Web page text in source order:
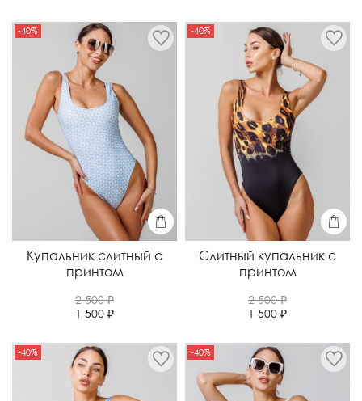
-40%
Купальник слитный с
принтом
2 500 ₽
1 500 ₽
-40%
Слитный купальник с
принтом
2 500 ₽
1 500 ₽
-40% -40%